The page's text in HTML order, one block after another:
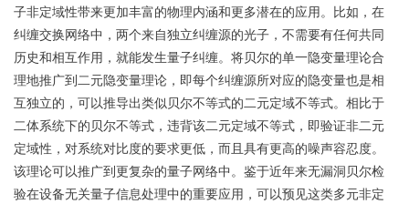
子非定域性带来更加丰富的物理内涵和更多潜在的应用。比如，在
纠缠交换网络中，两个来自独立纠缠源的光子，不需要有任何共同
历史和相互作用，就能发生量子纠缠。将贝尔的单一隐变量理论合
理地推广到二元隐变量理论，即每个纠缠源所对应的隐变量也是相
互独立的，可以推导出类似贝尔不等式的二元定域不等式。相比于
二体系统下的贝尔不等式，违背该二元定域不等式，即验证非二元
定域性，对系统对比度的要求更低，而且具有更高的噪声容忍度。
该理论可以推广到更复杂的量子网络中。鉴于近年来无漏洞贝尔检
验在设备无关量子信息处理中的重要应用，可以预见这类多元非定